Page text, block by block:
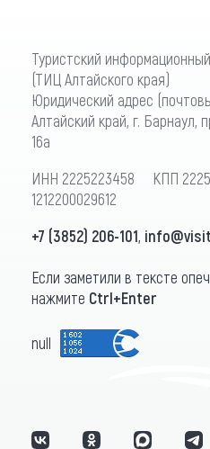
Туристский
(ТИЦ Алтайского края)
Юридический адрес
Алтайский край, г. Барнаул,
16а
ИНН 2225223458 КПП
1212200029612
+7 (3852) 206-101,
Если заметили в тексте
нажмите Ctrl+Enter
null